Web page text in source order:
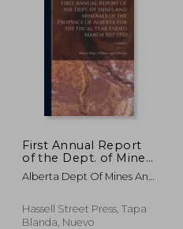
dcto.
First Annual Report
of the Dept. of Mines
and Minerals of the
Province of Alberta
Ended March 31st
1950; 1949/50 (en
Alberta Dept Of Mines And
Hassell Street Press, Tapa
Blanda, Nuevo